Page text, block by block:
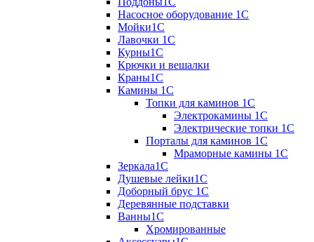
Насосное оборудование 1С
Мойки1С
Лавочки 1С
Курны1С
Крючки и вешалки
Краны1С
Камины 1C
Топки для каминов 1C
Электрокамины 1С
Электрические топки 1C
Порталы для каминов 1С
Мраморные камины 1C
Зеркала1С
Душевые лейки1С
Доборный брус 1С
Деревянные подставки
Ванны1С
Хромированные